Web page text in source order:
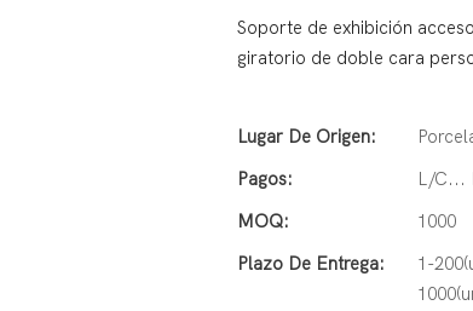
Soporte de exhibición
giratorio de doble cara
Lugar De Origen:
Pagos:
L/C...
MOQ:
1000
Plazo De Entrega:
1-